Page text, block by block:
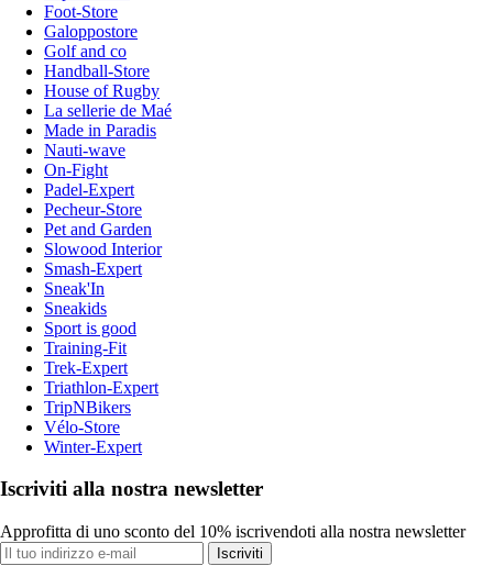
Foot-Store
Galoppostore
Golf and co
Handball-Store
House of Rugby
La sellerie de Maé
Made in Paradis
Nauti-wave
On-Fight
Padel-Expert
Pecheur-Store
Pet and Garden
Slowood Interior
Smash-Expert
Sneak'In
Sneakids
Sport is good
Training-Fit
Trek-Expert
Triathlon-Expert
TripNBikers
Vélo-Store
Winter-Expert
Iscriviti alla nostra newsletter
Approfitta di uno sconto del 10% iscrivendoti alla nostra newsletter
Iscriviti